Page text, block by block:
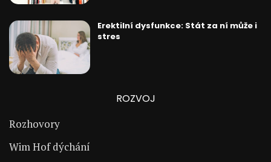
Erektilní dysfunkce: Stát za ní může i
stres
ROZVOJ
Rozhovory
Wim Hof dýchání